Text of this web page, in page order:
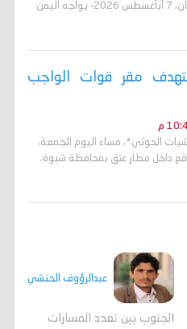
غروندبرغ، بشأن الوضع في اليمن عمّان، 7 آبأغسطس 2026- يواجه اليمن
مقر قوات الواجب
الحوثي*، مساء اليوم الجمعة،
داخل مطار عتق بمحافظة شبوة،
عبدالرؤوف الحنشي
الجنوب بين تعدد المسارات